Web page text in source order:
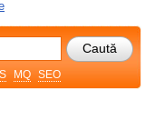
MQ SEO